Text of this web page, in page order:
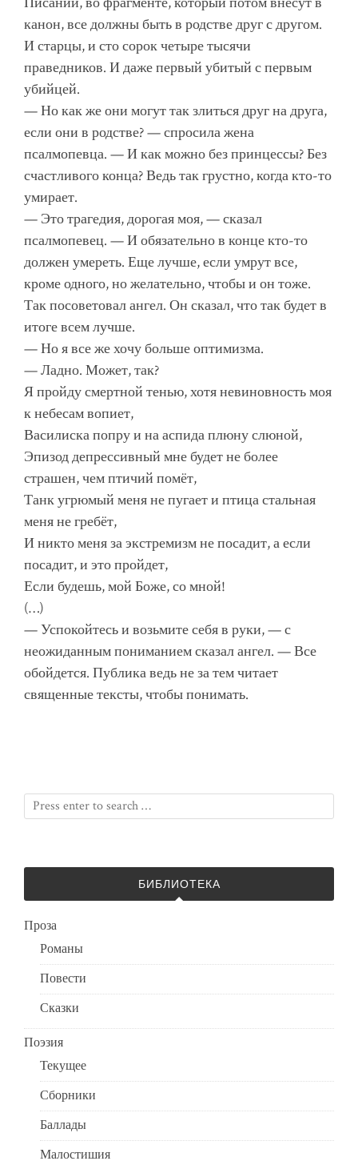
канон, все должны быть в родстве друг с другом.
И старцы, и сто сорок четыре тысячи
праведников. И даже первый убитый с первым
убийцей.
— Но как же они могут так злиться друг на друга,
если они в родстве? — спросила жена
псалмопевца. — И как можно без принцессы? Без
счастливого конца? Ведь так грустно, когда кто-то
умирает.
— Это трагедия, дорогая моя, — сказал
псалмопевец. — И обязательно в конце кто-то
должен умереть. Еще лучше, если умрут все,
кроме одного, но желательно, чтобы и он тоже.
Так посоветовал ангел. Он сказал, что так будет в
итоге всем лучше.
— Но я все же хочу больше оптимизма.
— Ладно. Может, так?
Я пройду смертной тенью, хотя невиновность моя
к небесам вопиет,
Василиска попру и на аспида плюну слюной,
Эпизод депрессивный мне будет не более
страшен, чем птичий помёт,
Танк угрюмый меня не пугает и птица стальная
меня не гребёт,
И никто меня за экстремизм не посадит, а если
посадит, и это пройдет,
Если будешь, мой Боже, со мной!
(…)
— Успокойтесь и возьмите себя в руки, — с
неожиданным пониманием сказал ангел. — Все
обойдется. Публика ведь не за тем читает
священные тексты, чтобы понимать.
БИБЛИОТЕКА
Проза
Романы
Повести
Сказки
Поэзия
Текущее
Сборники
Баллады
Малостишия